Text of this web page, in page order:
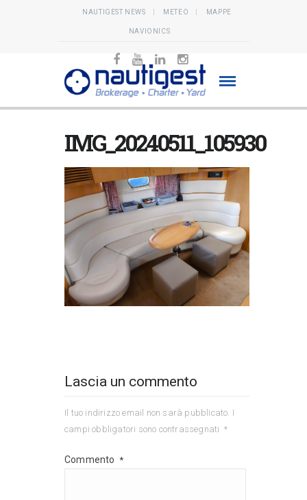
NAUTIGEST NEWS METEO MAPPE
NAVIONICS
IMG_20240511_105930
Lascia un commento
Il tuo indirizzo email non sarà pubblicato. I
campi obbligatori sono contrassegnati *
Commento *